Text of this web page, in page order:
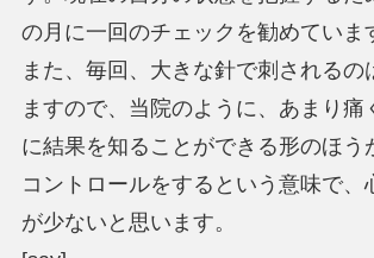
の月に一回のチェックを勧めていま
また、毎回、大きな針で刺されるの
ますので、当院のように、あまり痛
に結果を知ることができる形のほう
コントロールをするという意味で、
が少ないと思います。